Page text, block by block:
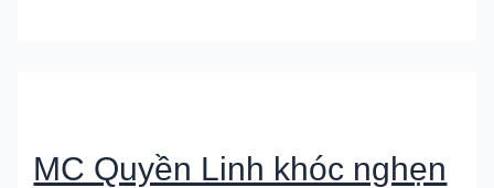
MC Quyền Linh khóc nghẹn